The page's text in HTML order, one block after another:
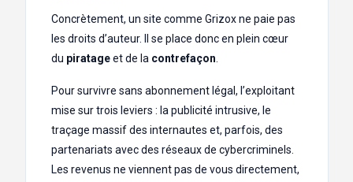
Concrètement, un site comme Grizox ne paie pas
les droits d’auteur. Il se place donc en plein cœur
du piratageet de la contrefaçon.
Pour survivre sans abonnement légal, l’exploitant
mise sur trois leviers : la publicité intrusive, le
traçage massif des internautes et, parfois, des
partenariats avec des réseaux de cybercriminels.
Les revenus ne viennent pas de vous directement,